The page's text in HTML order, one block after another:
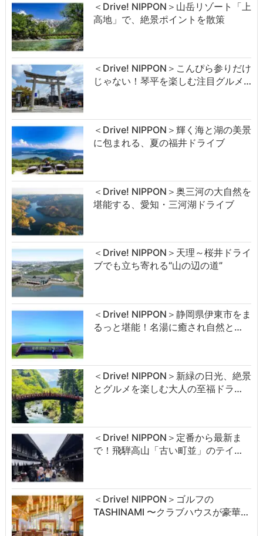
＜Drive! NIPPON＞山岳リゾート「上
高地」で、絶景ポイントを散策
＜Drive! NIPPON＞こんぴら参りだけ
じゃない！琴平を楽しむ注目グルメ…
＜Drive! NIPPON＞輝く海と湖の美景
に包まれる、夏の福井ドライブ
＜Drive! NIPPON＞奥三河の大自然を
堪能する、愛知・三河湖ドライブ
＜Drive! NIPPON＞天理～桜井ドライ
ブでも立ち寄れる“山の辺の道”
＜Drive! NIPPON＞静岡県伊東市をま
るっと堪能！名湯に癒され自然と…
＜Drive! NIPPON＞新緑の日光、絶景
とグルメを楽しむ大人の至福ドラ…
＜Drive! NIPPON＞定番から最新ま
で！飛騨高山「古い町並」のテイ…
＜Drive! NIPPON＞ゴルフの
TASHINAMI 〜クラブハウスが豪華…